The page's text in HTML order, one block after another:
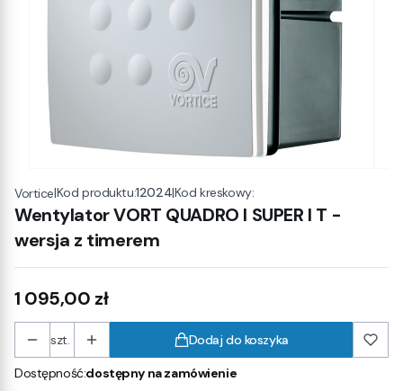
Vortice|Kod produktu:12024|Kod kreskowy:
Wentylator VORT QUADRO I SUPER I T -
wersja z timerem
Cena
1 095,00 zł
szt. Dodaj do koszyka
Dostępność:dostępny na zamówienie